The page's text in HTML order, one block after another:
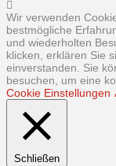
Wir verwenden
bestmögliche
und wiederholten
klicken, erklären Sie
einverstanden. Sie
besuchen, um eine
Cookie Einstellungen
Schließen